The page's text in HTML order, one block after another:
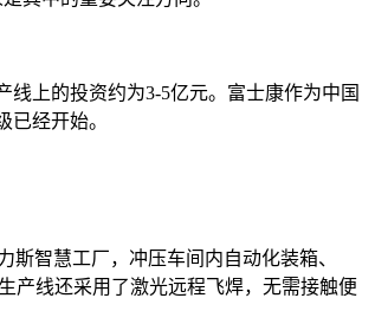
上的投资约为3-5亿元。富士康作为中国
经开始。
智慧工厂，冲压车间内自动化装箱、
产线还采用了激光远程飞焊，无需接触便